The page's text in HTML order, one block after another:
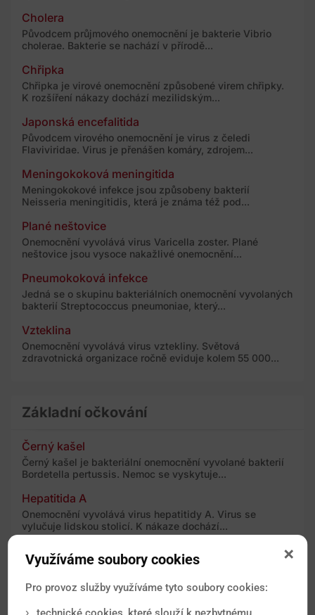
Cholera
Původcem průjmového onemocnění je bakterie Vibrio
cholerae. Bakterie se nachází v přírodě...
Chřipka
Chřipka je virové onemocnění způsobené virem chřipky.
K rozšíření nákazy dochází mezilidským...
Japonská encefalitida
Původcem virového onemocnění je virus z čeledi
Flaviviridae. Virus je přenášen komáry, zdrojem...
Meningokoková meningitida
Meningokokové infekce jsou způsobeny bakterií
Neisseria meningitidis, která je známa též pod...
Plané neštovice
Onemocnění vyvolává virus Varicella zoster. Plané
neštovice jsou vysoce nakažlivé onemocnění...
Pneumokoková infekce
Jedná se o skupinu bakteriálních onemocnění vyvolaných
bakterií Streptococcus pneumoniae, který...
Vzteklina
Onemocnění vyvolává virus vztekliny. Světová
zdravotnická organizace ročně eviduje kolem 55 000...
Základní očkování
Černý kašel
Černý kašel je bakteriální onemocnění vyvolané bakterií
Bordetella pertussis. Nemoc se vyskytuje...
Hepatitida A
Onemocnění vyvolává virus hepatitidy A. Virus se
vylučuje lidskou stolicí. K nákaze dochází...
Hepatitida B
Onemocnění vyvolává virus hepatitidy B. Zdrojem nákazy
Využíváme soubory cookies
Pro provoz služby využíváme tyto soubory cookies: